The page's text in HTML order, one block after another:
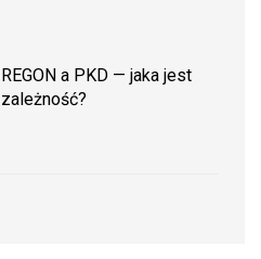
REGON a PKD — jaka jest
zależność?